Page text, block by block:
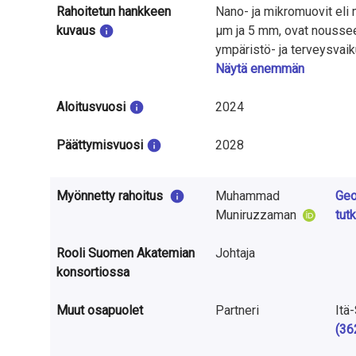
m
Rahoitetun hankkeen
kuvaus
Nano- ja mikromuovit eli
µm ja 5 mm, ovat
ympäristö- ja
lähteistä ja vaikuttaa
maaperässä ja
miten nano- ja
paremmin muovin
pohjavesien
Näytä enemmän
Aloitusvuosi 2024
Päättymisvuosi 2028
Myönnetty rahoitus
Muhammad
Muniruzzaman
Rooli Suomen Akatemian
konsortiossa
Johtaja
Muut osapuolet Partneri